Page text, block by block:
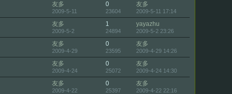
友多
2009-5-11
0
23604
友多
2009-5-11 17:14
友多
2009-5-2
1
24894
yayazhu
2009-5-2 23:26
友多
2009-4-29
0
23595
友多
2009-4-29 14:26
友多
2009-4-24
0
25072
友多
2009-4-24 14:30
友多
2009-4-22
0
25397
友多
2009-4-22 22:16